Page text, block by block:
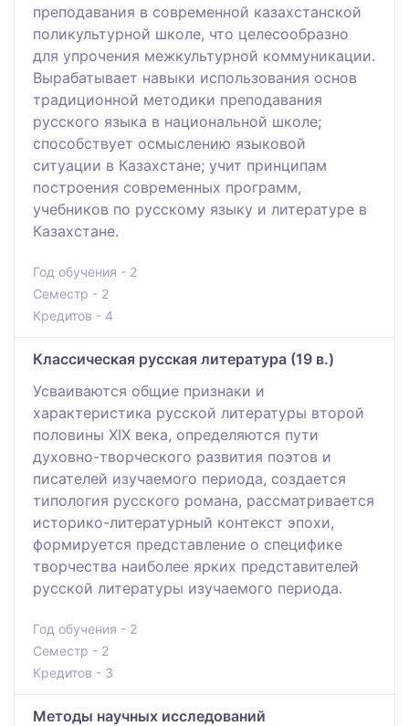
преподавания в современной казахстанской
поликультурной школе, что целесообразно
для упрочения межкультурной коммуникации.
Вырабатывает навыки использования основ
традиционной методики преподавания
русского языка в национальной школе;
способствует осмыслению языковой
ситуации в Казахстане; учит принципам
построения современных программ,
учебников по русскому языку и литературе в
Казахстане.
Год обучения - 2
Семестр - 2
Кредитов - 4
Классическая русская литература (19 в.)
Усваиваются общие признаки и
характеристика русской литературы второй
половины ХIХ века, определяются пути
духовно-творческого развития поэтов и
писателей изучаемого периода, создается
типология русского романа, рассматривается
историко-литературный контекст эпохи,
формируется представление о специфике
творчества наиболее ярких представителей
русской литературы изучаемого периода.
Год обучения - 2
Семестр - 2
Кредитов - 3
Методы научных исследований